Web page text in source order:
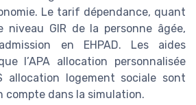
Le tarif dépendance, quant
niveau GIR de la personne âgée,
en EHPAD. Les aides
l’APA allocation personnalisée
allocation logement sociale sont
compte dans la simulation.